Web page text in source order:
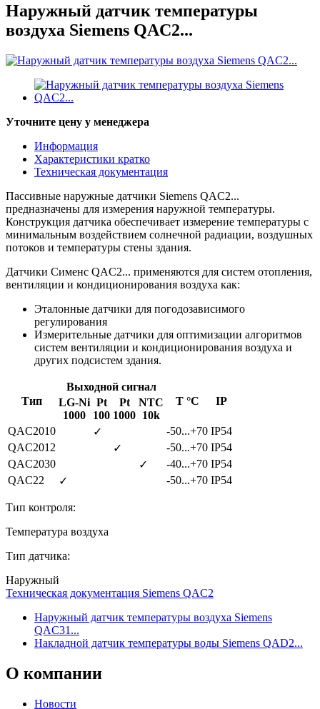
Наружный датчик температуры
воздуха Siemens QAC2...
Уточните цену у менеджера
Информация
Характеристики кратко
Техническая документация
Пассивные наружные датчики Siemens QAC2...
предназначены для измерения наружной температуры.
Конструкция датчика обеспечивает измерение температуры с
минимальным воздействием солнечной радиации, воздушных
потоков и температуры стены здания.
Датчики Сименс QAC2... применяются для систем отопления,
вентиляции и кондиционирования воздуха как:
Эталонные датчики для погодозависимого
регулирования
Измерительные датчики для оптимизации алгоритмов
систем вентиляции и кондиционирования воздуха и
других подсистем здания.
Тип
Выходной сигнал
Т °C
IP
LG-Ni
1000
Pt
100
Pt
1000
NTC
10k
QAC2010
✓ -50...+70 IP54
QAC2012
✓ -50...+70 IP54
QAC2030
✓ -40...+70 IP54
QAC22
✓ -50...+70 IP54
Тип контроля:
Температура воздуха
Тип датчика:
Наружный
Техническая документация Siemens QAC2
Наружный датчик температуры воздуха Siemens
QAC31...
Накладной датчик температуры воды Siemens QAD2...
О компании
Новости